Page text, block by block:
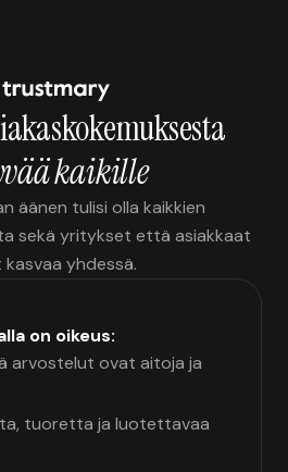
kaikille
äänen tulisi olla kaikkien
sekä yritykset että asiakkaat
yhdessä.
on oikeus:
arvostelut ovat aitoja ja
tuoretta ja luotettavaa